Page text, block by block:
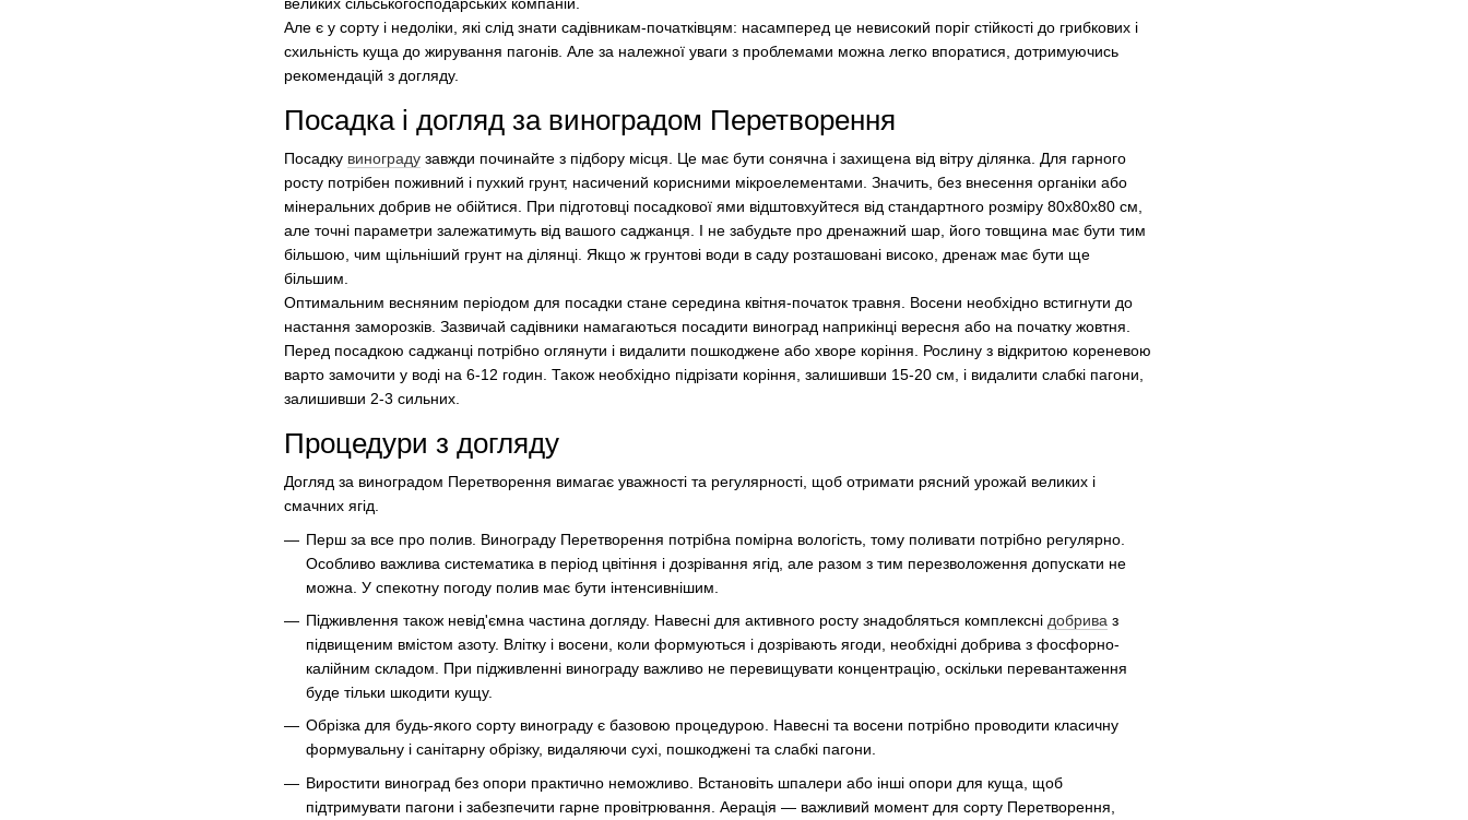
Але є у сорту і недоліки, які слід знати садівникам-початківцям: насамперед це невисокий поріг стійкості до грибкових і
схильність куща до жирування пагонів. Але за належної уваги з проблемами можна легко впоратися, дотримуючись
рекомендацій з догляду.
Посадка і догляд за виноградом Перетворення
Посадку винограду завжди починайте з підбору місця. Це має бути сонячна і захищена від вітру ділянка. Для гарного
росту потрібен поживний і пухкий грунт, насичений корисними мікроелементами. Значить, без внесення органіки або
мінеральних добрив не обійтися. При підготовці посадкової ями відштовхуйтеся від стандартного розміру 80х80х80 см,
але точні параметри залежатимуть від вашого саджанця. І не забудьте про дренажний шар, його товщина має бути тим
більшою, чим щільніший грунт на ділянці. Якщо ж грунтові води в саду розташовані високо, дренаж має бути ще
більшим.
Оптимальним весняним періодом для посадки стане середина квітня-початок травня. Восени необхідно встигнути до
настання заморозків. Зазвичай садівники намагаються посадити виноград наприкінці вересня або на початку жовтня.
Перед посадкою саджанці потрібно оглянути і видалити пошкоджене або хворе коріння. Рослину з відкритою кореневою
варто замочити у воді на 6-12 годин. Також необхідно підрізати коріння, залишивши 15-20 см, і видалити слабкі пагони,
залишивши 2-3 сильних.
Процедури з догляду
Догляд за виноградом Перетворення вимагає уважності та регулярності, щоб отримати рясний урожай великих і
смачних ягід.
Перш за все про полив. Винограду Перетворення потрібна помірна вологість, тому поливати потрібно регулярно.
Особливо важлива систематика в період цвітіння і дозрівання ягід, але разом з тим перезволоження допускати не
можна. У спекотну погоду полив має бути інтенсивнішим.
Підживлення також невід'ємна частина догляду. Навесні для активного росту знадобляться комплексні добрива з
підвищеним вмістом азоту. Влітку і восени, коли формуються і дозрівають ягоди, необхідні добрива з фосфорно-
калійним складом. При підживленні винограду важливо не перевищувати концентрацію, оскільки перевантаження
буде тільки шкодити кущу.
Обрізка для будь-якого сорту винограду є базовою процедурою. Навесні та восени потрібно проводити класичну
формувальну і санітарну обрізку, видаляючи сухі, пошкоджені та слабкі пагони.
Виростити виноград без опори практично неможливо. Встановіть шпалери або інші опори для куща, щоб
підтримувати пагони і забезпечити гарне провітрювання. Аерація — важливий момент для сорту Перетворення,